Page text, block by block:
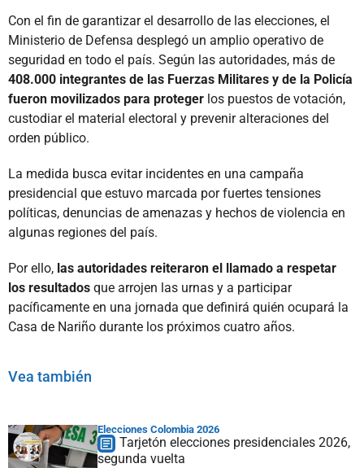
Con el fin de garantizar el desarrollo de las elecciones, el
Ministerio de Defensa desplegó un amplio operativo de
seguridad en todo el país. Según las autoridades, más de
408.000 integrantes de las Fuerzas Militares y de la Policía
fueron movilizados para proteger los puestos de votación,
custodiar el material electoral y prevenir alteraciones del
orden público.
La medida busca evitar incidentes en una campaña
presidencial que estuvo marcada por fuertes tensiones
políticas, denuncias de amenazas y hechos de violencia en
algunas regiones del país.
Por ello, las autoridades reiteraron el llamado a respetar
los resultados que arrojen las urnas y a participar
pacíficamente en una jornada que definirá quién ocupará la
Casa de Nariño durante los próximos cuatro años.
Vea también
Elecciones Colombia 2026
Tarjetón elecciones presidenciales 2026,
segunda vuelta